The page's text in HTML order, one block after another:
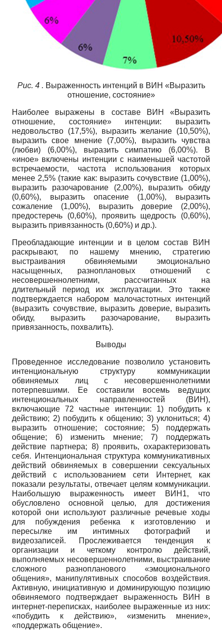
Рис. 4 . Выраженность интенций в ВИН «Выразить
отношение, состояние»
Наиболее выражены в составе ВИН «Выразить
отношение, состояние» интенции: выразить
недовольство (17,5%), выразить желание (10,50%),
выразить свое мнение (7,00%), выразить чувства
(любви) (6,00%), выразить симпатию (6,00%). В
«иное» включены интенции с наименьшей частотой
встречаемости, частота использования которых
менее 2,5% (такие как: выразить сочувствие (1,00%),
выразить разочарование (2,00%), выразить обиду
(0,60%), выразить опасение (1,00%), выразить
сожаление (1,00%), выразить доверие (2,00%),
предостеречь (0,60%), проявить щедрость (0,60%),
выразить привязанность (0,60%) и др.).
Преобладающие интенции и в целом состав ВИН
раскрывают, по нашему мнению, стратегию
выстраивания обвиняемыми эмоционально
насыщенных, разноплановых отношений с
несовершеннолетними, рассчитанных на
длительный период их эксплуатации. Это также
подтверждается набором малочастотных интенций
(выразить сочувствие, выразить доверие, выразить
обиду, выразить разочарование, выразить
привязанность, похвалить).
Выводы
Проведенное исследование позволило установить
интенциональную структуру коммуникации
обвиняемых лиц с несовершеннолетними
потерпевшими. Ее составили восемь ведущих
интенциональных направленностей (ВИН),
включающие 72 частные интенции: 1) побудить к
действию; 2) побудить к общению; 3) уклониться; 4)
выразить отношение; состояние; 5) поддержать
общение; 6) изменить мнение; 7) поддержать
действие партнера; 8) проявить, охарактеризовать
себя. Интенциональная структура коммуникативных
действий обвиняемых в совершении сексуальных
действий с использованием сети Интернет, как
показали результаты, отвечает целям коммуникации.
Наибольшую выраженность имеет ВИН1, что
обусловлено основной целью, для достижения
которой они используют различные речевые ходы
для побуждения ребенка к изготовлению и
пересылке им интимных фотографий и
видеозаписей. Прослеживается тенденция к
организации и четкому контролю действий,
выполняемых несовершеннолетними, выстраивание
сложного разнопланового «эмоционального
общения», манипулятивных способов воздействия.
Активную, инициативную и доминирующую позицию
обвиняемого подтверждает выраженность ВИН в
интернет-переписках, наиболее выраженные из них:
«побудить к действию», «изменить мнение»,
«поддержать общение».